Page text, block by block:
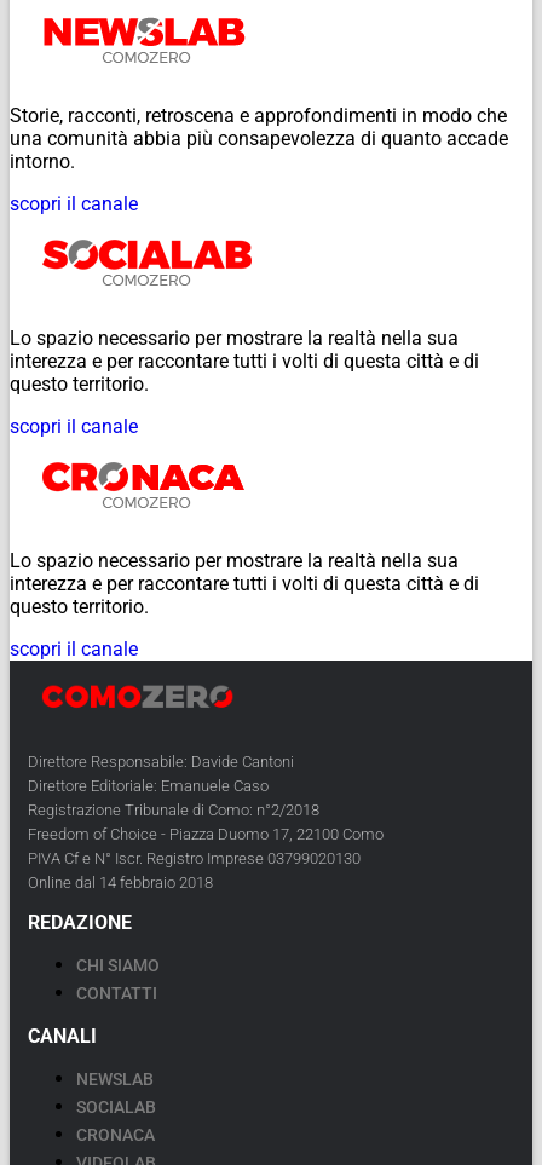
Storie, racconti, retroscena e approfondimenti in modo che
una comunità abbia più consapevolezza di quanto accade
intorno.
scopri il canale
Lo spazio necessario per mostrare la realtà nella sua
interezza e per raccontare tutti i volti di questa città e di
questo territorio.
scopri il canale
Lo spazio necessario per mostrare la realtà nella sua
interezza e per raccontare tutti i volti di questa città e di
questo territorio.
scopri il canale
Direttore Responsabile: Davide Cantoni
Direttore Editoriale: Emanuele Caso
Registrazione Tribunale di Como: n°2/2018
Freedom of Choice - Piazza Duomo 17, 22100 Como
PIVA Cf e N° Iscr. Registro Imprese 03799020130
Online dal 14 febbraio 2018
REDAZIONE
CHI SIAMO
CONTATTI
CANALI
NEWSLAB
SOCIALAB
CRONACA